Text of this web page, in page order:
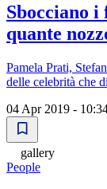
Sbocciano
quante
Pamela Prati,
delle celebrità che
04 Apr 2019 -
gallery
People